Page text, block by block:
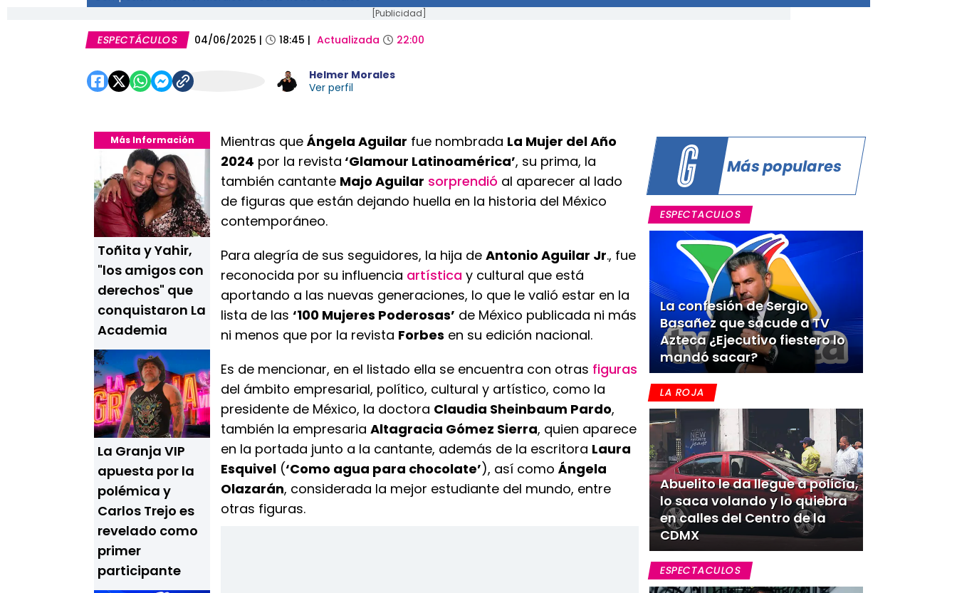
[Publicidad]
ESPECTÁCULOS 04/06/2025 | 18:45 | Actualizada 22:00
Helmer Morales
Ver perfil
Más Información
Toñita y Yahir,
"los amigos con
derechos" que
conquistaron La
Academia
La Granja VIP
apuesta por la
polémica y
Carlos Trejo es
revelado como
primer
participante
Mientras que Ángela Aguilar fue nombrada La Mujer del Año
2024 por la revista ‘Glamour Latinoamérica’, su prima, la
también cantante Majo Aguilar sorprendió al aparecer al lado
de figuras que están dejando huella en la historia del México
contemporáneo.
Para alegría de sus seguidores, la hija de Antonio Aguilar Jr., fue
reconocida por su influencia artística y cultural que está
aportando a las nuevas generaciones, lo que le valió estar en la
lista de las ‘100 Mujeres Poderosas’ de México publicada ni más
ni menos que por la revista Forbes en su edición nacional.
Es de mencionar, en el listado ella se encuentra con otras figuras
del ámbito empresarial, político, cultural y artístico, como la
presidente de México, la doctora Claudia Sheinbaum Pardo,
también la empresaria Altagracia Gómez Sierra, quien aparece
en la portada junto a la cantante, además de la escritora Laura
Esquivel (‘Como agua para chocolate’), así como Ángela
Olazarán, considerada la mejor estudiante del mundo, entre
otras figuras.
Más populares
ESPECTACULOS
La confesión de Sergio
Basañez que sacude a TV
Azteca ¿Ejecutivo fiestero lo
mandó sacar?
LA ROJA
Abuelito le da llegue a policía,
lo saca volando y lo quiebra
en calles del Centro de la
CDMX
ESPECTACULOS